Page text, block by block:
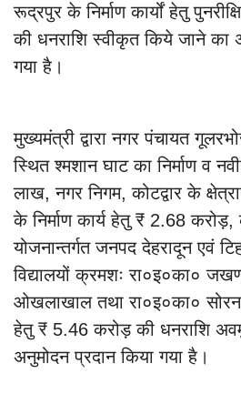
रूद्रपुर के निर्माण कार्यों हेतु
की धनराशि स्वीकृत किये जाने का
गया है।
मुख्यमंत्री द्वारा नगर पंचायत
स्थित श्मशान घाट का निर्माण व
लाख, नगर निगम, कोटद्वार के
के निर्माण कार्य हेतु ₹ 2.68 करोड़,
योजनान्तर्गत जनपद देहरादून एवं
विद्यालयों क्रमशः रा०इ०का०
ओखलाखाल तथा रा०इ०का० सोरना
हेतु ₹ 5.46 करोड़ की धनराशि
अनुमोदन प्रदान किया गया है।